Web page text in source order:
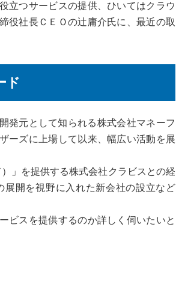
立つサービスの提供、ひいてはクラウ
役社長ＣＥＯの辻庸介氏に、最近の取
ド
元として知られる株式会社マネーフ
ーズに上場して以来、幅広い活動を展
」を提供する株式会社クラビスとの経
開を視野に入れた新会社の設立など
ビスを提供するのか詳しく伺いたいと